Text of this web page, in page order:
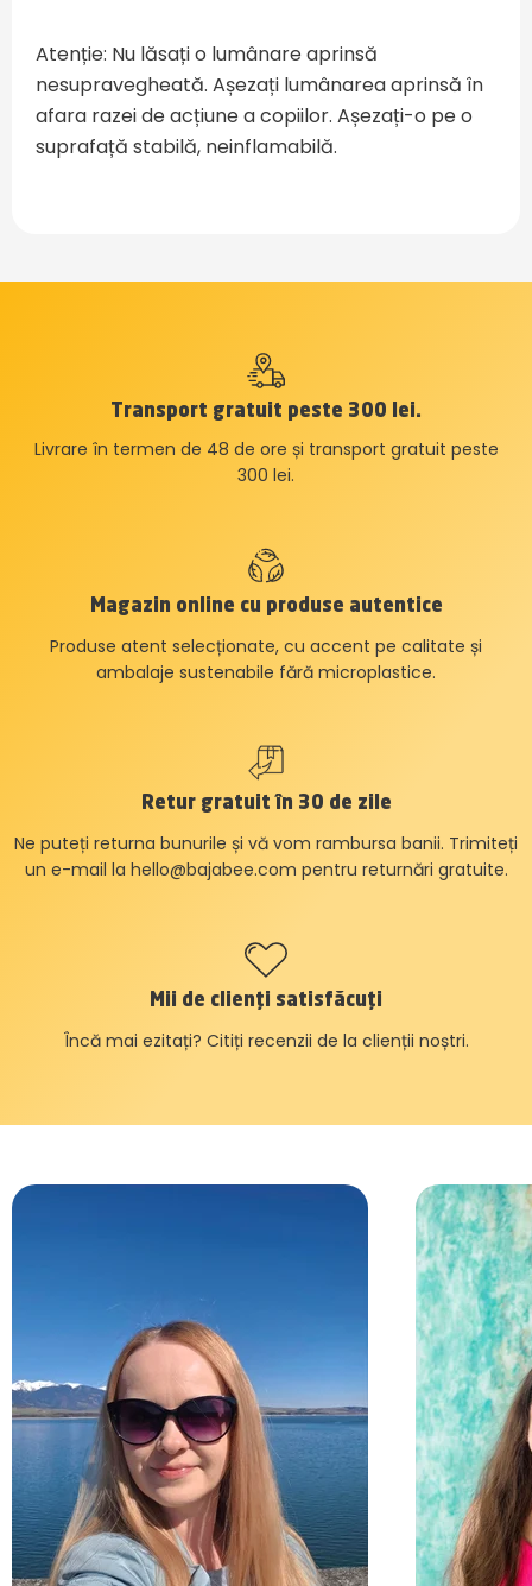
Atenție: Nu lăsați o lumânare aprinsă
nesupravegheată. Așezați lumânarea aprinsă în
afara razei de acțiune a copiilor. Așezați-o pe o
suprafață stabilă, neinflamabilă.
Transport gratuit peste 300 lei.
Livrare în termen de 48 de ore și transport gratuit peste
300 lei.
Magazin online cu produse autentice
Produse atent selecționate, cu accent pe calitate și
ambalaje sustenabile fără microplastice.
Retur gratuit în 30 de zile
Ne puteți returna bunurile și vă vom rambursa banii. Trimiteți
un e-mail la hello@bajabee.com pentru returnări gratuite.
Mii de clienți satisfăcuți
Încă mai ezitați? Citiți recenzii de la clienții noștri.